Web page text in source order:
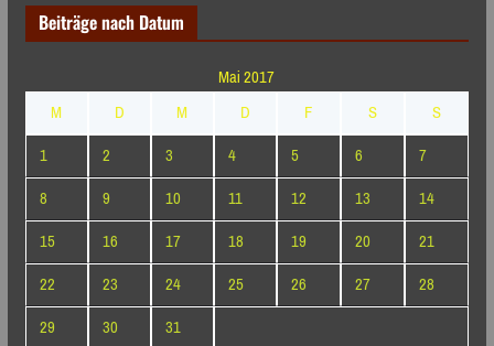
Beiträge nach Datum
Mai 2017
M
D M D F S
S
1
2 3 4 5 6
7
8
9 10 11 12 13
14
15
16 17 18 19 20
21
22
23 24 25 26 27
28
29
30 31